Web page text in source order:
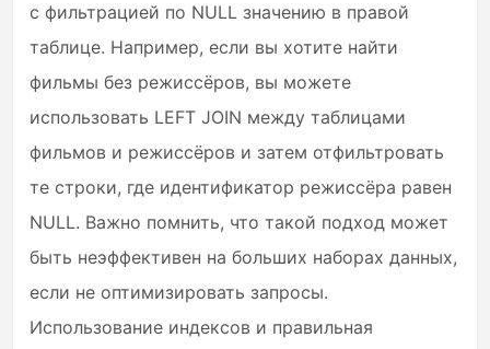
с фильтрацией по NULL значению в правой
таблице. Например, если вы хотите найти
фильмы без режиссёров, вы можете
использовать LEFT JOIN между таблицами
фильмов и режиссёров и затем отфильтровать
те строки, где идентификатор режиссёра равен
NULL. Важно помнить, что такой подход может
быть неэффективен на больших наборах данных,
если не оптимизировать запросы.
Использование индексов и правильная